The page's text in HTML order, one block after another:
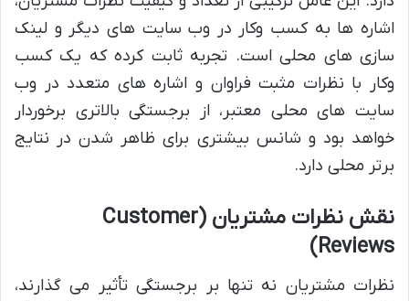
اشاره ها به کسب وکار در وب سایت های دیگر و لینک
سازی های محلی است. تجربه ثابت کرده که یک کسب
وکار با نظرات مثبت فراوان و اشاره های متعدد در وب
سایت های محلی معتبر، از برجستگی بالاتری برخوردار
خواهد بود و شانس بیشتری برای ظاهر شدن در نتایج
برتر محلی دارد.
نقش نظرات مشتریان (Customer
Reviews)
نظرات مشتریان نه تنها بر برجستگی تأثیر می گذارند،